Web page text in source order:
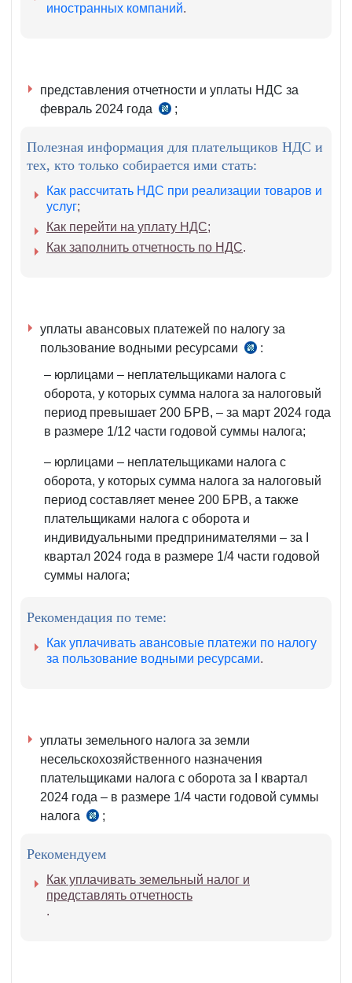
иностранных компаний.
представления отчетности и уплаты НДС за
февраль 2024 года
ч.
4
ст.
273
;
Полезная информация для плательщиков НДС и
тех, кто только собирается ими стать:
Как рассчитать НДС при реализации товаров и
услуг;
Как перейти на уплату НДС;
Как заполнить отчетность по НДС.
уплаты авансовых платежей по налогу за
пользование водными ресурсами
ч.
3 ст.
448
НК
:
– юрлицами – неплательщиками налога с
оборота, у которых сумма налога за налоговый
период превышает 200 БРВ, – за март 2024 года
в размере 1/12 части годовой суммы налога;
– юрлицами – неплательщиками налога с
оборота, у которых сумма налога за налоговый
период составляет менее 200 БРВ, а также
плательщиками налога с оборота и
индивидуальными предпринимателями – за I
квартал 2024 года в размере 1/4 части годовой
суммы налога;
Рекомендация по теме:
Как уплачивать авансовые платежи по налогу
за пользование водными ресурсами.
уплаты земельного налога за земли
несельскохозяйственного назначения
плательщиками налога с оборота за I квартал
2024 года – в размере 1/4 части годовой суммы
налога
ч.
432
НК
;
Рекомендуем
Как уплачивать земельный налог и
представлять отчетность
.